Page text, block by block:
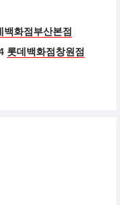
백화점부산본점
롯데백화점창원점